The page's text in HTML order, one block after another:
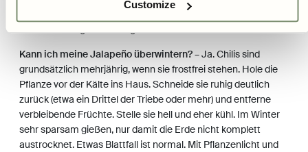
Customize
führen, dass die Pflanze mehr Blätter als Blüten bildet – reduziere
dann den Dünger vorübergehend.
Kann ich meine Jalapeño überwintern?– Ja. Chilis sind
grundsätzlich mehrjährig, wenn sie frostfrei stehen. Hole die
Pflanze vor der Kälte ins Haus. Schneide sie ruhig deutlich
zurück (etwa ein Drittel der Triebe oder mehr) und entferne
verbleibende Früchte. Stelle sie hell und eher kühl. Im Winter
sehr sparsam gießen, nur damit die Erde nicht komplett
austrocknet. Etwas Blattfall ist normal. Mit Pflanzenlicht und